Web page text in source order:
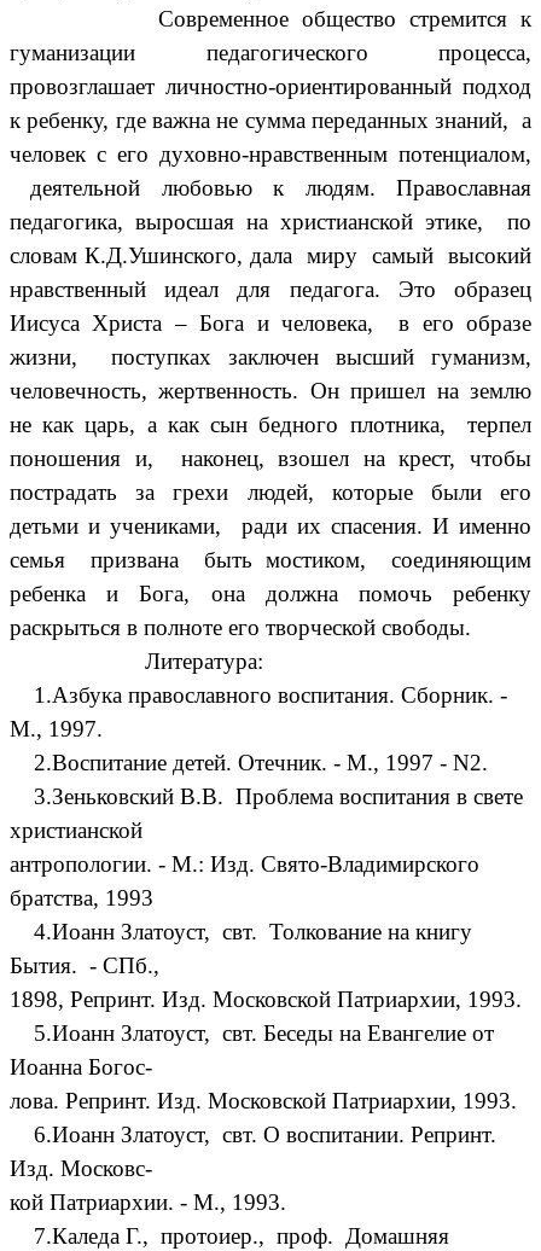
Современное общество стремится к
гуманизации педагогического процесса,
провозглашает личностно-ориентированный подход
к ребенку, где важна не сумма переданных знаний, а
человек с его духовно-нравственным потенциалом,
деятельной любовью к людям. Православная
педагогика, выросшая на христианской этике, по
словам К.Д.Ушинского, дала миру самый высокий
нравственный идеал для педагога. Это образец
Иисуса Христа – Бога и человека, в его образе
жизни, поступках заключен высший гуманизм,
человечность, жертвенность. Он пришел на землю
не как царь, а как сын бедного плотника, терпел
поношения и, наконец, взошел на крест, чтобы
пострадать за грехи людей, которые были его
детьми и учениками, ради их спасения. И именно
семья призвана быть мостиком, соединяющим
ребенка и Бога, она должна помочь ребенку
раскрыться в полноте его творческой свободы.
Литература:
1.Азбука православного воспитания. Сборник. -
М., 1997.
2.Воспитание детей. Отечник. - М., 1997 - N2.
3.Зеньковский В.В. Проблема воспитания в свете
христианской
антропологии. - М.: Изд. Свято-Владимирского
братства, 1993
4.Иоанн Златоуст, свт. Толкование на книгу
Бытия. - СПб.,
1898, Репринт. Изд. Московской Патриархии, 1993.
5.Иоанн Златоуст, свт. Беседы на Евангелие от
Иоанна Богос-
лова. Репринт. Изд. Московской Патриархии, 1993.
6.Иоанн Златоуст, свт. О воспитании. Репринт.
Изд. Московс-
кой Патриархии. - М., 1993.
7.Каледа Г., протоиер., проф. Домашняя